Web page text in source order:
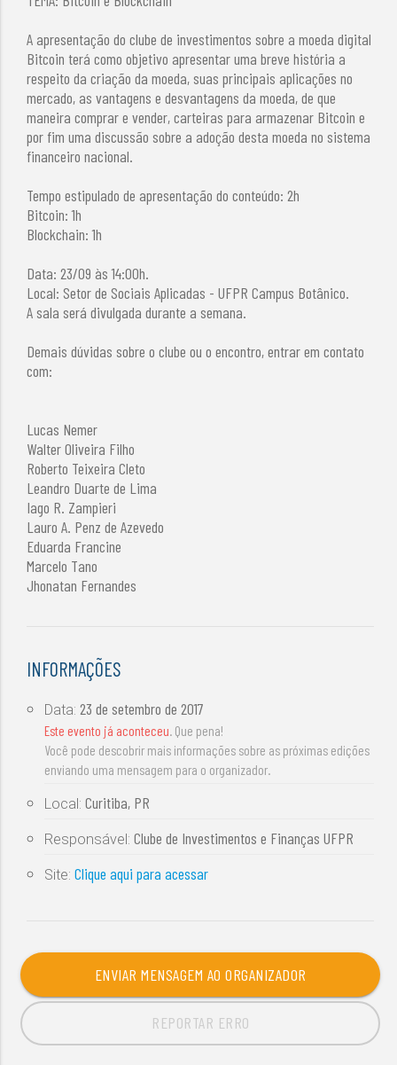
A apresentação do clube de investimentos sobre a moeda digital
Bitcoin terá como objetivo apresentar uma breve história a
respeito da criação da moeda, suas principais aplicações no
mercado, as vantagens e desvantagens da moeda, de que
maneira comprar e vender, carteiras para armazenar Bitcoin e
por fim uma discussão sobre a adoção desta moeda no sistema
financeiro nacional.
Tempo estipulado de apresentação do conteúdo: 2h
Bitcoin: 1h
Blockchain: 1h
Data: 23/09 às 14:00h.
Local: Setor de Sociais Aplicadas - UFPR Campus Botânico.
A sala será divulgada durante a semana.
Demais dúvidas sobre o clube ou o encontro, entrar em contato
com:
Lucas Nemer
Walter Oliveira Filho
Roberto Teixeira Cleto
Leandro Duarte de Lima
Iago R. Zampieri
Lauro A. Penz de Azevedo
Eduarda Francine
Marcelo Tano
Jhonatan Fernandes
INFORMAÇÕES
Data:23 de setembro de 2017
Este evento já aconteceu. Que pena!
Você pode descobrir mais informações sobre as próximas edições
enviando uma mensagem para o organizador.
Local:Curitiba, PR
Responsável:Clube de Investimentos e Finanças UFPR
Site:Clique aqui para acessar
ENVIAR MENSAGEM AO ORGANIZADOR
REPORTAR ERRO